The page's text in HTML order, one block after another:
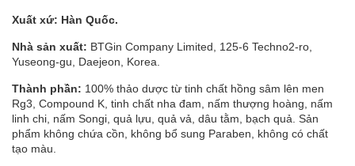
Xuất xứ: Hàn Quốc.
Nhà sản xuất: BTGin Company Limited, 125-6 Techno2-ro,
Yuseong-gu, Daejeon, Korea.
Thành phần: 100% thảo dược từ tinh chất hồng sâm lên men
Rg3, Compound K, tinh chất nha đam, nấm thượng hoàng, nấm
linh chi, nấm Songi, quả lựu, quả vả, dâu tằm, bạch quả. Sản
phẩm không chứa cồn, không bổ sung Paraben, không có chất
tạo màu.